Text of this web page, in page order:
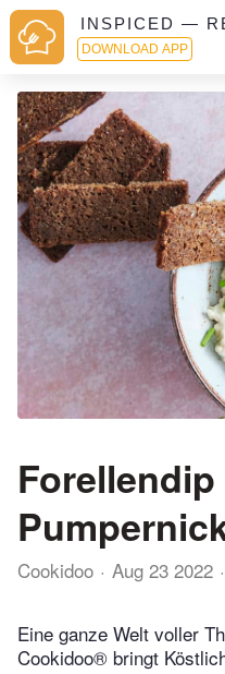
INSPICED —
DOWNLOAD APP
Cookidoo Aug 23 2022
Eine ganze Welt voller
Cookidoo® bringt